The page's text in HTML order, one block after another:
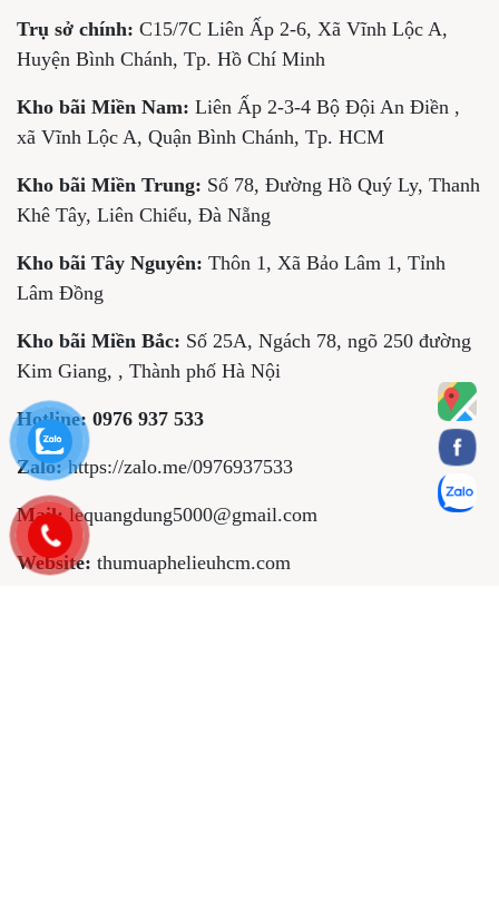
Trụ sở chính: C15/7C Liên Ấp 2-6, Xã Vĩnh Lộc A,
Huyện Bình Chánh, Tp. Hồ Chí Minh
Kho bãi Miền Nam: Liên Ấp 2-3-4 Bộ Đội An Điền ,
xã Vĩnh Lộc A, Quận Bình Chánh, Tp. HCM
Kho bãi Miền Trung: Số 78, Đường Hồ Quý Ly, Thanh
Khê Tây, Liên Chiểu, Đà Nẵng
Kho bãi Tây Nguyên: Thôn 1, Xã Bảo Lâm 1, Tỉnh
Lâm Đồng
Kho bãi Miền Bắc: Số 25A, Ngách 78, ngõ 250 đường
Kim Giang, , Thành phố Hà Nội
Hotline: 0976 937 533
Zalo:https://zalo.me/0976937533
Mail:lequangdung5000@gmail.com
Website: thumuaphelieuhcm.com